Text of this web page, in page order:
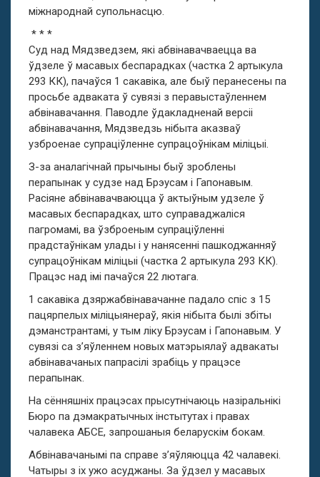
міжнароднай супольнасцю.
* * *
Суд над Мядзведзем, які абвінавачваецца ва
ўдзеле ў масавых беспарадках (частка 2 артыкула
293 КК), пачаўся 1 сакавіка, але быў перанесены па
просьбе адваката ў сувязі з перавыстаўленнем
абвінавачання. Паводле ўдакладненай версіі
абвінавачання, Мядзведзь нібыта аказваў
узброенае супраціўленне супрацоўнікам міліцыі.
З-за аналагічнай прычыны быў зроблены
перапынак у судзе над Брэусам і Гапонавым.
Расіяне абвінавачваюцца ў актыўным удзеле ў
масавых беспарадках, што суправаджаліся
пагромамі, ва ўзброеным супраціўленні
прадстаўнікам улады і у нанясенні пашкоджанняў
супрацоўнікам міліцыі (частка 2 артыкула 293 КК).
Працэс над імі пачаўся 22 лютага.
1 сакавіка дзяржабвінавачанне падало спіс з 15
пацярпелых міліцыянераў, якія нібыта былі збіты
дэманстрантамі, у тым ліку Брэусам і Гапонавым. У
сувязі са з’яўленнем новых матэрыялаў адвакаты
абвінавачаных папрасілі зрабіць у працэсе
перапынак.
На сённяшніх працэсах прысутнічаюць назіральнікі
Бюро па дэмакратычных інстытутах і правах
чалавека АБСЕ, запрошаныя беларускім бокам.
Абвінавачанымі па справе з’яўляюцца 42 чалавекі.
Чатыры з іх ужо асуджаны. За ўдзел у масавых